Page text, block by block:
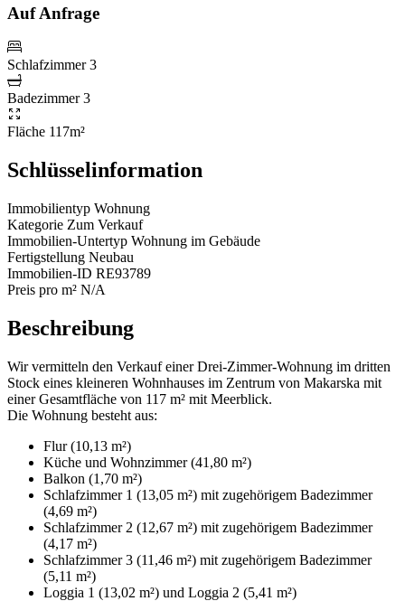
Auf Anfrage
Schlafzimmer 3
Badezimmer 3
Fläche 117m²
Schlüsselinformation
Immobilientyp Wohnung
Kategorie Zum Verkauf
Immobilien-Untertyp Wohnung im Gebäude
Fertigstellung Neubau
Immobilien-ID RE93789
Preis pro m² N/A
Beschreibung
Wir vermitteln den Verkauf einer Drei-Zimmer-Wohnung im dritten
Stock eines kleineren Wohnhauses im Zentrum von Makarska mit
einer Gesamtfläche von 117 m² mit Meerblick.
Die Wohnung besteht aus:
Flur (10,13 m²)
Küche und Wohnzimmer (41,80 m²)
Balkon (1,70 m²)
Schlafzimmer 1 (13,05 m²) mit zugehörigem Badezimmer
(4,69 m²)
Schlafzimmer 2 (12,67 m²) mit zugehörigem Badezimmer
(4,17 m²)
Schlafzimmer 3 (11,46 m²) mit zugehörigem Badezimmer
(5,11 m²)
Loggia 1 (13,02 m²) und Loggia 2 (5,41 m²)